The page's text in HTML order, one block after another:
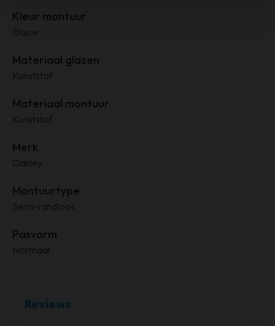
Kleur montuur
Blauw
Materiaal glazen
Kunststof
Materiaal montuur
Kunststof
Merk
Oakley
Montuurtype
Semi-randloos
Pasvorm
Normaal
Reviews